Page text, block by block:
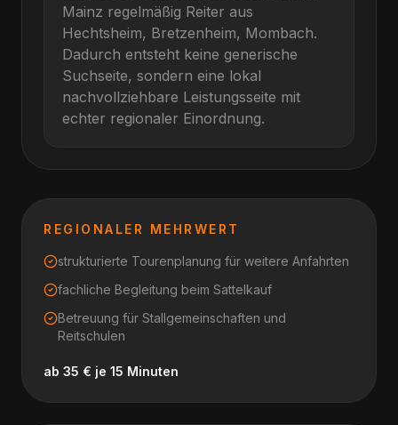
Mainz regelmäßig Reiter aus
Hechtsheim, Bretzenheim, Mombach.
Dadurch entsteht keine generische
Suchseite, sondern eine lokal
nachvollziehbare Leistungsseite mit
echter regionaler Einordnung.
REGIONALER MEHRWERT
strukturierte Tourenplanung für weitere Anfahrten
fachliche Begleitung beim Sattelkauf
Betreuung für Stallgemeinschaften und
Reitschulen
ab 35 € je 15 Minuten